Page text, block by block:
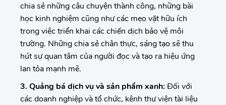
chia sẻ những câu chuyện thành công, những bài
học kinh nghiệm cũng như các mẹo vặt hữu ích
trong việc triển khai các chiến dịch bảo vệ môi
trường. Những chia sẻ chân thực, sáng tạo sẽ thu
hút sự quan tâm của người đọc và tạo ra hiệu ứng
lan tỏa mạnh mẽ.
3. Quảng bá dịch vụ và sản phẩm xanh: Đối với
các doanh nghiệp và tổ chức, kênh thư viện tài liệu